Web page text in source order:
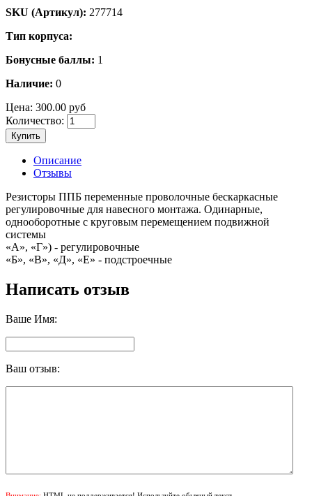
SKU (Артикул): 277714
Тип корпуса:
Бонусные баллы: 1
Наличие: 0
Цена: 300.00 руб
Количество:
Купить
Описание
Отзывы
Резисторы ППБ переменные проволочные бескаркасные
регулировочные для навесного монтажа. Одинарные,
однооборотные с круговым перемещением подвижной
системы
«А», «Г») - регулировочные
«Б», «В», «Д», «Е» - подстроечные
Написать отзыв
Ваше Имя:
Ваш отзыв: